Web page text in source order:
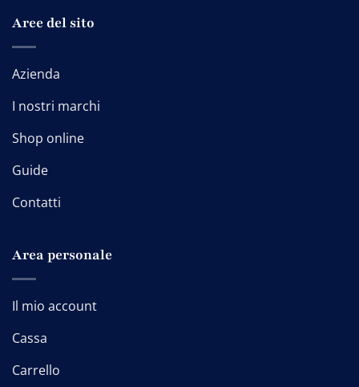
Aree del sito
Azienda
I nostri marchi
Shop online
Guide
Contatti
Area personale
Il mio account
Cassa
Carrello